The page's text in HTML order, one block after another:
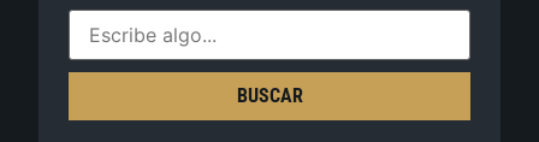
BUSCAR